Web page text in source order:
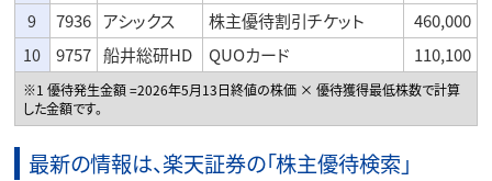
9
7936 アシックス 株主優待割引チケット
460,000
10
9757 船井総研HD QUOカード 110,100
※1 優待発生金額 =2026年5月13日終値の株価 × 優待獲得最低株数で計算
した金額です。
最新の情報は、楽天証券の「株主優待検索」